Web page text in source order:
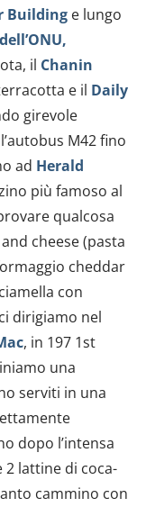
Building e lungo
il Chanin
e il Daily
girevole
M42 fino
ad Herald
più famoso al
qualcosa
cheese (pasta
cheddar
con
dirigiamo nel
, in 197 1st
una
serviti in una
dopo l’intensa
2 lattine di coca-
cammino con